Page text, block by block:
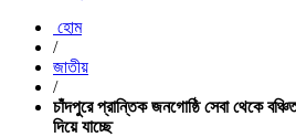
হোম
/
জাতীয়
/
চাঁদপুরে প্রান্তিক জনগোষ্ঠি সেবা থেকে
দিয়ে যাচ্ছে